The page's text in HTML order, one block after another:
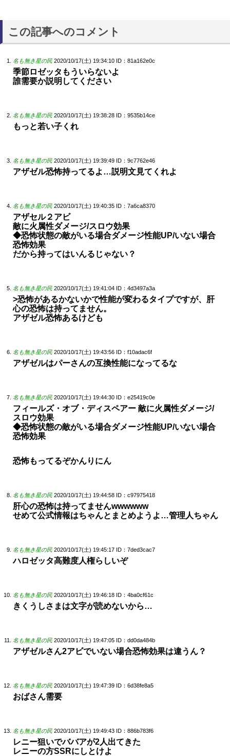
この記事へのコメント
名も無き星の民 2020/10/17(土) 19:34:10 ID：81a162e0c
季節ロゼッタもういらないよ
誰需要か説明してください
名も無き星の民 2020/10/17(土) 19:38:28 ID：9535b14ce
もっと若い子くれ
名も無き星の民 2020/10/17(土) 19:39:49 ID：9c7762e46
アザゼル恐怖持ってるよ…説明文見てくれよ
名も無き星の民 2020/10/17(土) 19:40:35 ID：7a6ca8370
アザセル２アビ
敵に火属性ダメージ/スロウ効果
◆恐怖状態の敵がいる場合ダメージ性能UP/いない場合
恐怖効果
だから持ってはいんるじゃない？
名も無き星の民 2020/10/17(土) 19:41:04 ID：4d3497a3a
>恐怖があるかないかで性能が変わるタイプですが、肝
心の恐怖は持ってません。
アザゼル恐怖あるけども
名も無き星の民 2020/10/17(土) 19:43:56 ID：f10adac6f
アザゼルはパーさんの互換性能になってるな
名も無き星の民 2020/10/17(土) 19:44:30 ID：e25419c0e
フィールズ・オブ・ディスペアー 敵に火属性ダメージ/
スロウ効果
◆恐怖状態の敵がいる場合ダメージ性能UP/いない場合
恐怖効果
恐怖もってるぞかんりにん
名も無き星の民 2020/10/17(土) 19:44:58 ID：c97975418
肝心の恐怖は持ってませんwwwwww
せめて公式情報はちゃんとまとめようよ…管理人ちゃん
名も無き星の民 2020/10/17(土) 19:45:17 ID：7ded3cac7
ハロゼッタ高難度人権らしいぞ
名も無き星の民 2020/10/17(土) 19:46:18 ID：4ba0cf61c
きくうしさまは文字が読めないから…
名も無き星の民 2020/10/17(土) 19:47:05 ID：dd0da484b
アザゼルさん2アビでいない場合恐怖効果は違うん？
名も無き星の民 2020/10/17(土) 19:47:39 ID：6d38fe8a5
おばさん需要
名も無き星の民 2020/10/17(土) 19:49:43 ID：886b783f6
レニー狙いでババアが2人出てきた
レニーの方SSRにしとけよ